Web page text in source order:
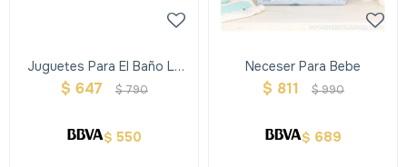
Juguetes Para El Baño La
Mar Divertidos
$ 647 $790
$ 550
Neceser Para Bebe
$ 811 $990
$ 689